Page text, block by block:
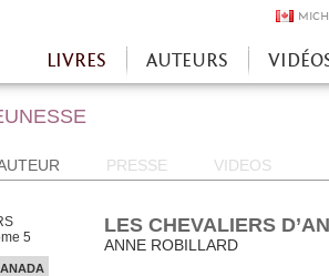
LIVRES AUTEURS
PRESSE VIDEOS
LES CHEVALIERS
ANNE ROBILLARD